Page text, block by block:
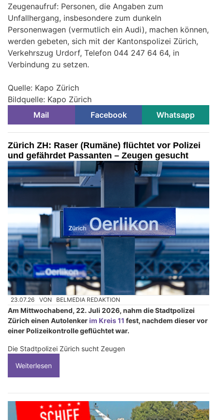
Zeugenaufruf: Personen, die Angaben zum
Unfallhergang, insbesondere zum dunkeln
Personenwagen (vermutlich ein Audi), machen können,
werden gebeten, sich mit der Kantonspolizei Zürich,
Verkehrszug Urdorf, Telefon 044 247 64 64, in
Verbindung zu setzen.
Quelle: Kapo Zürich
Bildquelle: Kapo Zürich
Mail
Facebook Whatsapp
Zürich ZH: Raser (Rumäne) flüchtet vor Polizei
und gefährdet Passanten – Zeugen gesucht
23.07.26 VON BELMEDIA REDAKTION
Am Mittwochabend, 22. Juli 2026, nahm die Stadtpolizei
Zürich einen Autolenkerim Kreis 11 fest, nachdem dieser vor
einer Polizeikontrolle geflüchtet war.
Die Stadtpolizei Zürich sucht Zeugen
Weiterlesen